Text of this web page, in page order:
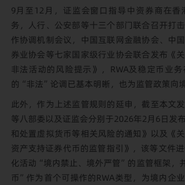
9月至12月，证监会窗口指导中资券商在香
务，人行、公安部等十三个部门联合召开打
作协调机制会议，中国互联网金融协会、中
券业协会等七家国家级行业协会联合发布《
非法活动的风险提示》，RWA及稳定币业
的“非法”论调已基本明晰，也为监管政策向
此外，作为上述监管规则的延申，截至本文
等八部委以及证监会分别于2026年2月6日发
和处置虚拟货币等相关风险的通知》以及《
资产支持证券代币的监管指引》，该等文件
化活动“境内禁止、境外严管”的监管框架，
币”作为首个可操作的RWA类型，为境内企